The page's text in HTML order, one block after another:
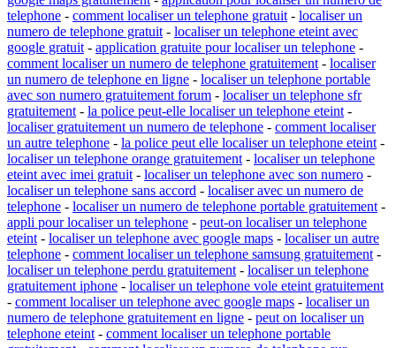
telephone - comment localiser un telephone gratuit - localiser un
numero de telephone gratuit - localiser un telephone eteint avec
google gratuit - application gratuite pour localiser un telephone -
comment localiser un numero de telephone gratuitement - localiser
un numero de telephone en ligne - localiser un telephone portable
avec son numero gratuitement forum - localiser un telephone sfr
gratuitement - la police peut-elle localiser un telephone eteint -
localiser gratuitement un numero de telephone - comment localiser
un autre telephone - la police peut elle localiser un telephone eteint -
localiser un telephone orange gratuitement - localiser un telephone
eteint avec imei gratuit - localiser un telephone avec son numero -
localiser un telephone sans accord - localiser avec un numero de
telephone - localiser un numero de telephone portable gratuitement -
appli pour localiser un telephone - peut-on localiser un telephone
eteint - localiser un telephone avec google maps - localiser un autre
telephone - comment localiser un telephone samsung gratuitement -
localiser un telephone perdu gratuitement - localiser un telephone
gratuitement iphone - localiser un telephone vole eteint gratuitement
- comment localiser un telephone avec google maps - localiser un
numero de telephone gratuitement en ligne - peut on localiser un
telephone eteint - comment localiser un telephone portable